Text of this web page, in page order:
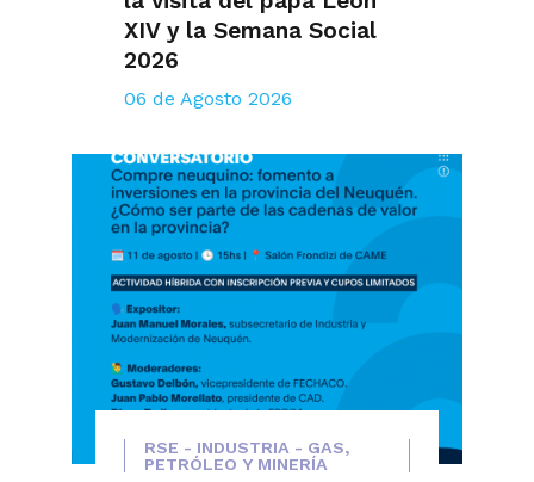
XIV y la Semana Social
2026
06 de Agosto 2026
RSE - INDUSTRIA - GAS,
PETRÓLEO Y MINERÍA